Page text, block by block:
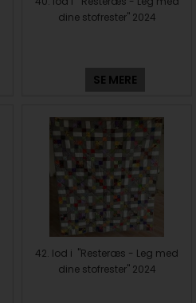
dine stofrester" 2024
SE MERE
42. lod i "Resteræs - Leg med
dine stofrester" 2024